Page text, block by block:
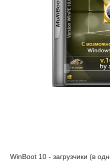
WinBoot 10 - загрузчики (в